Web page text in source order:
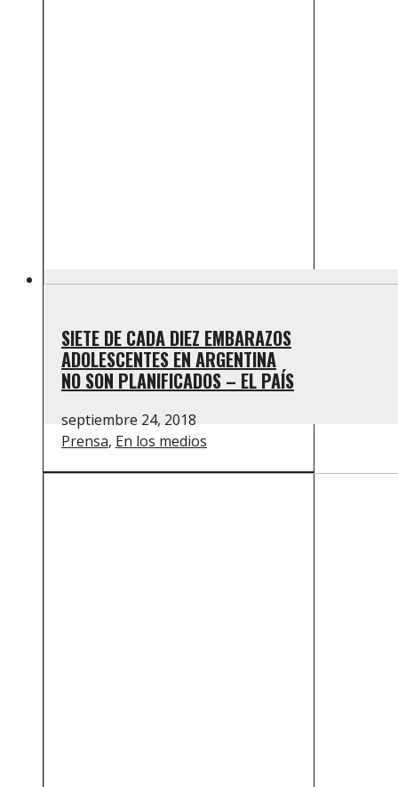
SIETE DE CADA DIEZ EMBARAZOS
ADOLESCENTES EN ARGENTINA
NO SON PLANIFICADOS – EL PAÍS
septiembre 24, 2018
Prensa, En los medios